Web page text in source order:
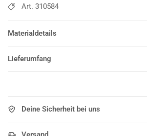
Art. 310584
Materialdetails
Lieferumfang
Deine Sicherheit bei uns